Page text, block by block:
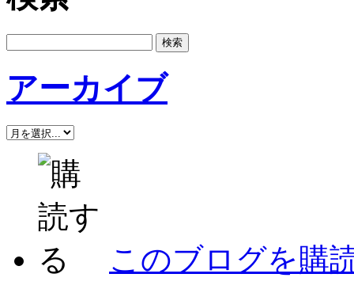
アーカイブ
このブログを購